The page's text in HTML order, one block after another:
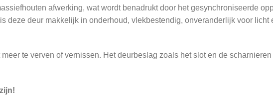
afwerking, wat wordt benadrukt door het gesynchroniseerde
deze deur makkelijk in onderhoud, vlekbestendig, onveranderlijk voor licht
meer te verven of vernissen. Het deurbeslag zoals het slot en de